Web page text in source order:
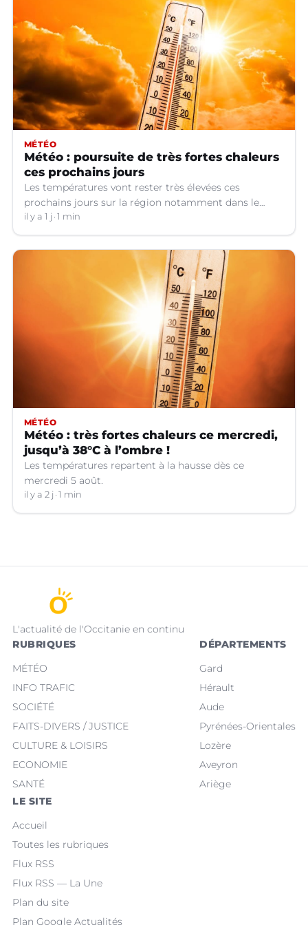
MÉTÉO
Météo : poursuite de très fortes chaleurs
ces prochains jours
Les températures vont rester très élevées ces
prochains jours sur la région notamment dans le
Languedoc.
il y a 1 j 1 min
MÉTÉO
Météo : très fortes chaleurs ce mercredi,
jusqu’à 38°C à l’ombre !
Les températures repartent à la hausse dès ce
mercredi 5 août.
il y a 2 j 1 min
L'actualité de l'Occitanie en continu
RUBRIQUES
MÉTÉO
INFO TRAFIC
SOCIÉTÉ
FAITS-DIVERS / JUSTICE
CULTURE & LOISIRS
ECONOMIE
SANTÉ
DÉPARTEMENTS
Gard
Hérault
Aude
Pyrénées-Orientales
Lozère
Aveyron
Ariège
LE SITE
Accueil
Toutes les rubriques
Flux RSS
Flux RSS — La Une
Plan du site
Plan Google Actualités